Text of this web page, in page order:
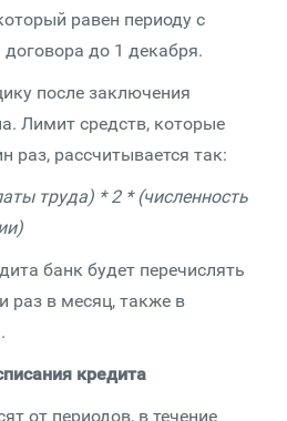
равен периоду с
до 1 декабря.
после заключения
Лимит средств, которые
раз, рассчитывается так:
труда) * 2 * (численность
банк будет перечислять
раз в месяц, также в
кредита
от периодов, в течение